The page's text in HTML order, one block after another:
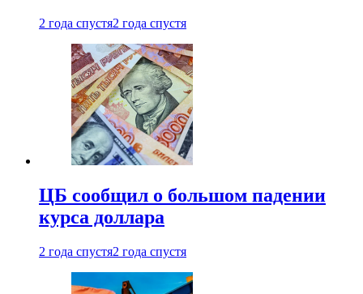
2 года спустя2 года спустя
ЦБ сообщил о большом падении
курса доллара
2 года спустя2 года спустя